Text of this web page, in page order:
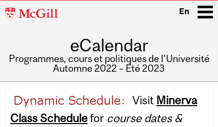
McGill
En
eCalendar
Programmes, cours et politiques de l'Université
Automne 2022 – Été 2023
navigation
Visit Minerva
Class Schedulefor course dates &